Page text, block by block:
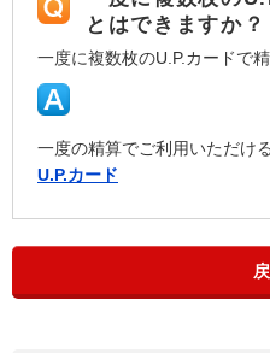
とはできますか？
一度に複数枚のU.P.カードで
一度の精算でご利用いただけ
U.P.カード